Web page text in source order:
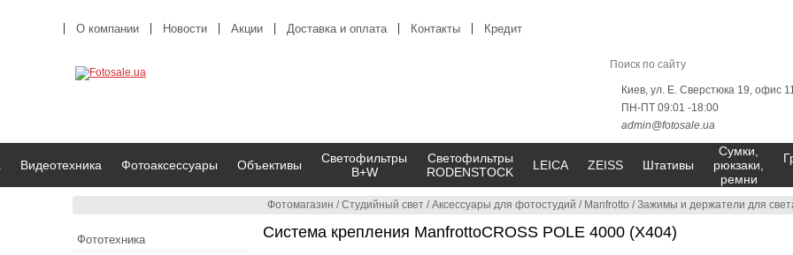
Фотомагазин /Студийный свет /Аксессуары для фотостудий / Manfrotto /Зажимы и держатели для
Система крепления ManfrottoCROSS POLE 4000 (X404)
О компании Новости Акции Доставка и оплата Контакты Кредит
Киев, ул. Е. Сверстюка 19, офис
ПН-ПТ 09:01 -18:00
admin@fotosale.ua
Видеотехника Фотоаксессуары Объективы
Светофильтры
B+W
Светофильтры
RODENSTOCK
LEICA ZEISS Штативы
Сумки,
рюкзаки,
ремни
Фототехника